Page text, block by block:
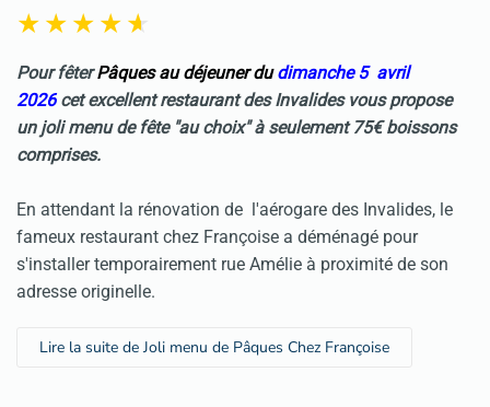
Pour fêterPâquesau déjeuner dudimanche 5 avril
2026cet excellent restaurant des Invalides vous propose
un joli menu de fête "au choix" à seulement 75€ boissons
comprises.
En attendant la rénovation de l'aérogare des Invalides, le
fameux restaurant chez Françoise a déménagé pour
s'installer temporairement rue Amélie à proximité de son
adresse originelle.
Lire la suite de Joli menu de Pâques Chez Françoise